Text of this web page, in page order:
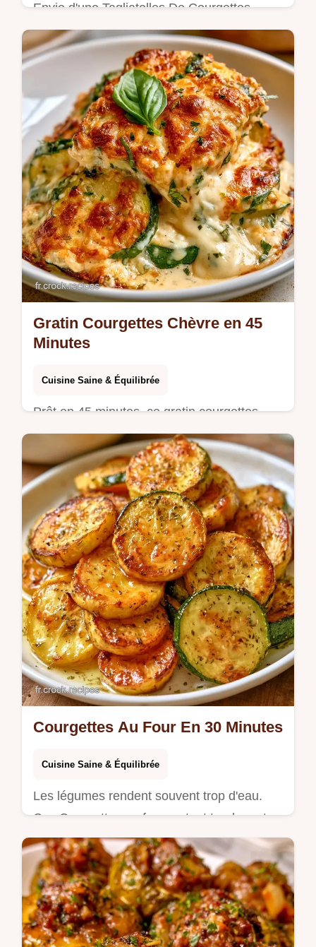
Envie d'une Tagliatelles De Courgettes
Salade ? Cette recette croquante se
prépare en 10 minutes et inclut toutes les
étapes de préparation détaillées.
Gratin Courgettes Chèvre en 45
Minutes
Cuisine Saine & Équilibrée
Prêt en 45 minutes, ce gratin courgettes
chèvre est onctueux. Consultez la section
Pourquoi ça fonctionne pour assurer la
tenue de vos légumes.
Courgettes Au Four En 30 Minutes
Cuisine Saine & Équilibrée
Les légumes rendent souvent trop d'eau.
Ces Courgettes au four restent tendres et
grillées grâce à notre tableau sur le rôle de
chaque ingrédient.